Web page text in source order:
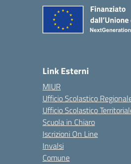
Link Esterni
MIUR
Ufficio Scolastico
Ufficio Scolastico
Scuola in Chiaro
Iscrizioni On Line
Invalsi
Comune